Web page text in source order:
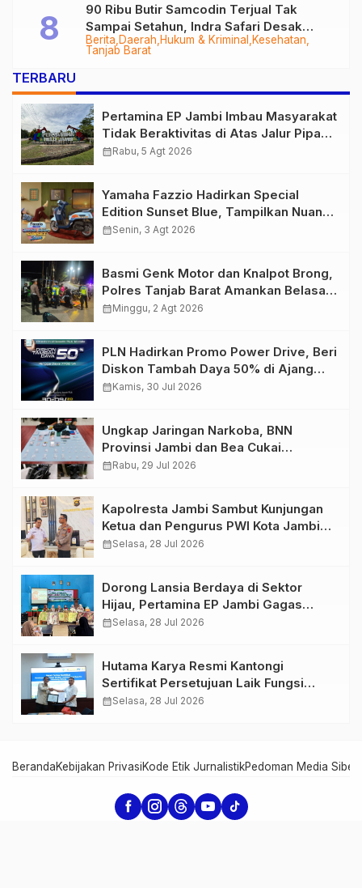
Berita Daerah Hukum & Kriminal
Kesehatan
Tanjab Barat
90 Ribu Butir Samcodin Terjual Tak
Sampai Setahun, Indra Safari Desak
Audit Menyeluruh
TERBARU
Pertamina EP Jambi Imbau Masyarakat
Tidak Beraktivitas di Atas Jalur Pipa
Migas Demi Keselamatan Bersama
calendar_monthRabu, 5 Agt 2026
Yamaha Fazzio Hadirkan Special
Edition Sunset Blue, Tampilkan Nuansa
Retro Summer yang Semakin Skena
calendar_monthSenin, 3 Agt 2026
Basmi Genk Motor dan Knalpot Brong,
Polres Tanjab Barat Amankan Belasan
Kendaraan
calendar_monthMinggu, 2 Agt 2026
PLN Hadirkan Promo Power Drive, Beri
Diskon Tambah Daya 50% di Ajang
GIIAS 2026
calendar_monthKamis, 30 Jul 2026
Ungkap Jaringan Narkoba, BNN
Provinsi Jambi dan Bea Cukai
Amankan Sembilan Pelaku beserta
calendar_monthRabu, 29 Jul 2026
Kapolresta Jambi Sambut Kunjungan
Ketua dan Pengurus PWI Kota Jambi
Perkuat Sinergi dan Kolaborasi
calendar_monthSelasa, 28 Jul 2026
Dorong Lansia Berdaya di Sektor
Hijau, Pertamina EP Jambi Gagas
Lansiapreneur Batik Eco-Print
calendar_monthSelasa, 28 Jul 2026
Hutama Karya Resmi Kantongi
Sertifikat Persetujuan Laik Fungsi
Struktur Jembatan Musi V Tol
calendar_monthSelasa, 28 Jul 2026
BerandaKebijakan PrivasiKode Etik JurnalistikPedoman Media Siber